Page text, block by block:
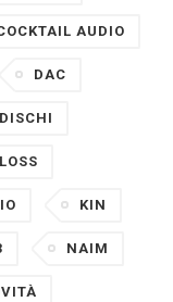
AUDIO
DAC
KIN
NAIM